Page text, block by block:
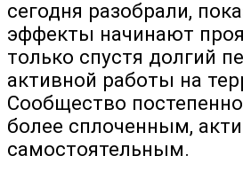
сегодня разобрали,
эффекты начинают
только спустя долгий
активной работы на
Сообщество
более сплоченным,
самостоятельным.